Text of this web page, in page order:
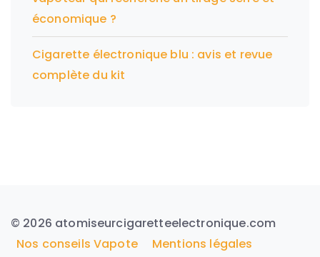
économique ?
Cigarette électronique blu : avis et revue
complète du kit
© 2026 atomiseurcigaretteelectronique.com
Nos conseils Vapote
Mentions légales